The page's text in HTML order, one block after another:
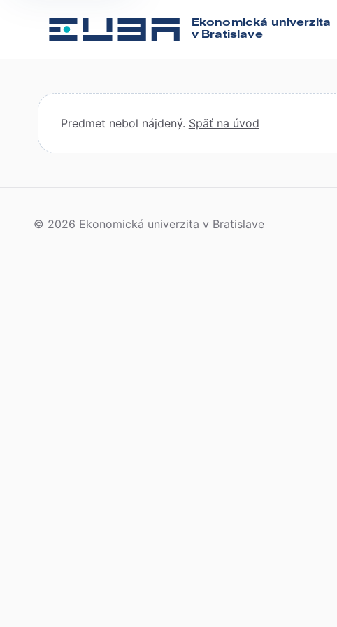
Ekonomická univerzita
v Bratislave
Predmet nebol nájdený. Späť na úvod
© 2026 Ekonomická univerzita v Bratislave